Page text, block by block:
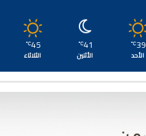
39
℃
الأحد
41
℃
الأثنين
45
℃
الثلاثاء